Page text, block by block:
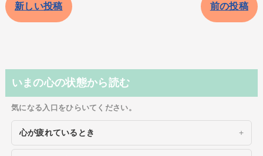
新しい投稿 前の投稿
いまの心の状態から読む
気になる入口をひらいてください。
心が疲れているとき